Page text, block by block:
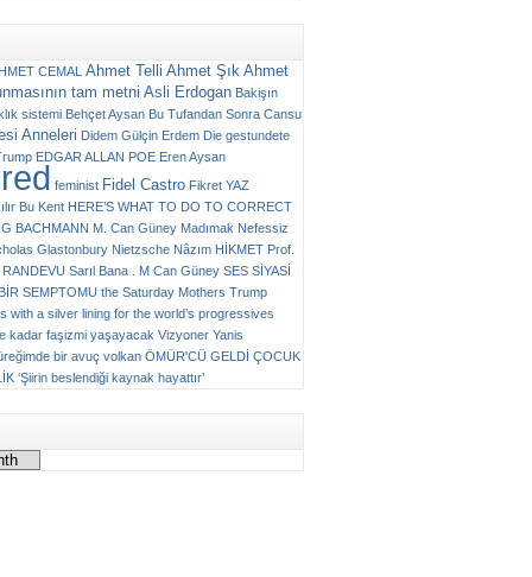
CEMAL Ahmet Telli Ahmet Şık Ahmet
tam metni Asli Erdogan Bakişın
sistemi Behçet Aysan Bu Tufandan Sonra Cansu
Anneleri Didem Gülçin Erdem Die gestundete
EDGAR ALLAN POE Eren Aysan
feminist Fidel Castro Fikret YAZ
Bu Kent HERE’S WHAT TO DO TO CORRECT
BACHMANN M. Can Güney Madımak Nefessiz
Glastonbury Nietzsche Nâzım HİKMET Prof.
RANDEVU Sarıl Bana . M Can Güney SES SİYASİ
SEMPTOMU the Saturday Mothers Trump
with a silver lining for the world’s progressives
kadar faşizmi yaşayacak Vizyoner Yanis
bir avuç volkan ÖMÜR'CÜ GELDİ ÇOCUK
‘Şiirin beslendiği kaynak hayattır’